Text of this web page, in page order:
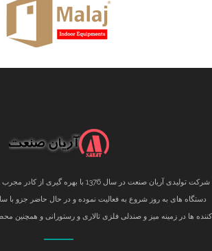
شرکت تولیدی آریان صنعت در سال 1376 با
دستگاه های به روز شروع به فعالیت نموده و در حال حاضر جزو با
کننده ها در زمینه میز و صندلی فلزی تالاری و رستورانی و همچنین